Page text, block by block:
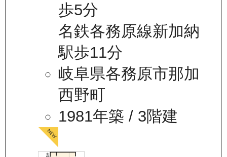
歩5分
名鉄各務原線新加納
駅歩11分
岐阜県各務原市那加
西野町
1981年築 / 3階建